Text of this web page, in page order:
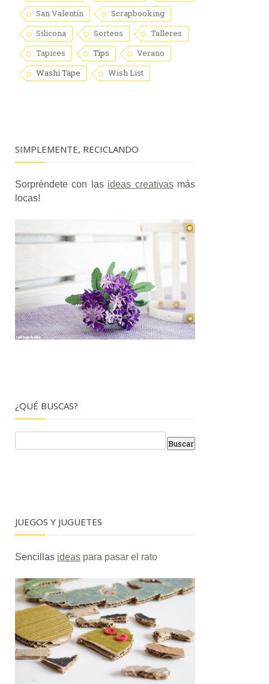
San Valentín
Scrapbooking
Silicona
Sorteos
Talleres
Tapices
Tips
Verano
Washi Tape
Wish List
SIMPLEMENTE, RECICLANDO
Sorpréndete con las ideas creativasmás
locas!
¿QUÉ BUSCAS?
JUEGOS Y JUGUETES
Sencillas ideas para pasar el rato